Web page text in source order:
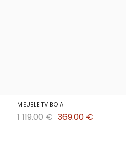
MEUBLE TV BOIA
1 119.00 € 369.00 €